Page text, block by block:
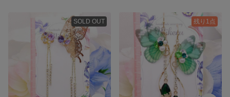
SOLD OUT 残り1点